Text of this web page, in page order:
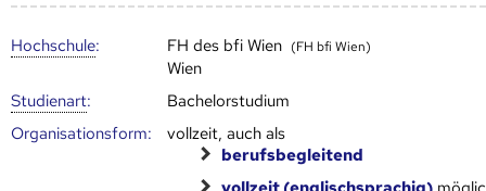
Hoch­schule: FH des bfi Wien (FH bfi Wien)
Wien
Studienart:
Bachelorstudium
Organisationsform:
vollzeit, auch als
berufsbegleitend